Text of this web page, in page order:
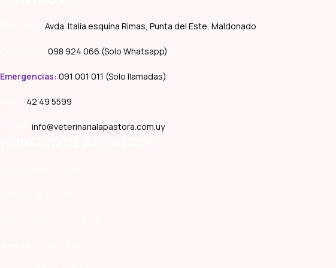
Avda. Italia esquina Rimas, Punta del Este, Maldonado
098 924 066 (Solo Whatsapp)
Emergencias: 091 001 011 (Solo llamadas)
42 49 5599
info@veterinarialapastora.com.uy